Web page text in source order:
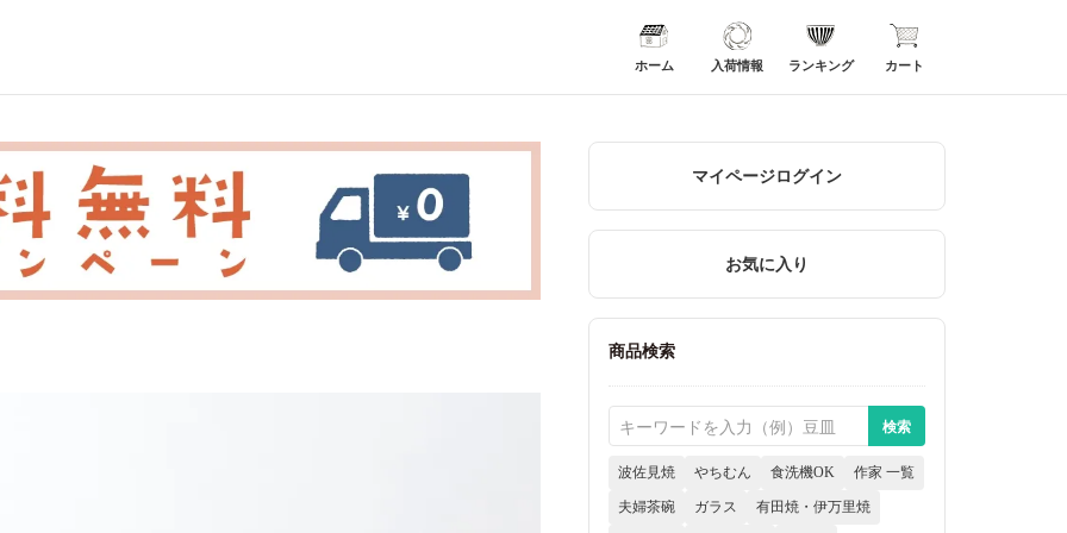
ホーム 入荷情報 ランキング カート
マイページログイン
お気に入り
商品検索
波佐見焼 やちむん 食洗機OK 作家 一覧
夫婦茶碗 ガラス 有田焼・伊万里焼